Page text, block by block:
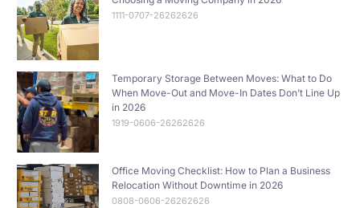
1111-0707-26262626
Temporary Storage Between Moves: What to Do
When Move-Out and Move-In Dates Don’t Line Up
in 2026
1919-0606-26262626
Office Moving Checklist: How to Plan a Business
Relocation Without Downtime in 2026
0808-0606-26262626